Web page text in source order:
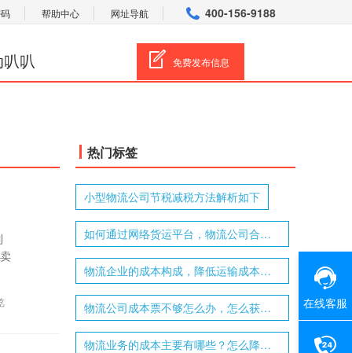
帮助中心 网址导航 400-156-9188
叭 免费发布信息
热门标签
小型物流公司节税减税方法解析如下
如何通过网络货运平台，物流公司合规减税降费
物流企业的成本构成，降低运输成本的方法有哪些
物流公司成本票不够怎么办，怎么获取物流进项成本票
物流业务的成本主要有哪些？怎么降低物流综合成本
在线客服